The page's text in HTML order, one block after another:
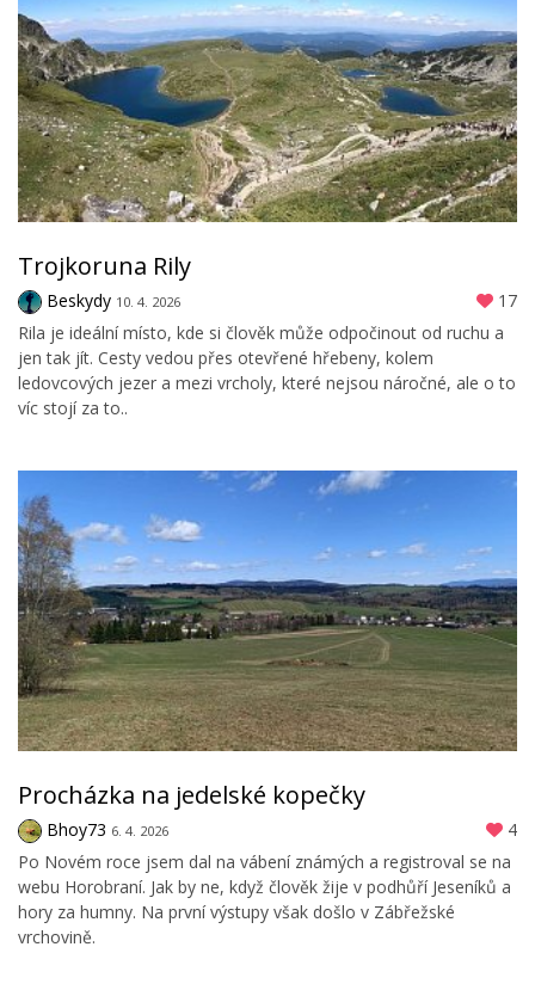
Trojkoruna Rily
Beskydy 10. 4. 2026
17
Rila je ideální místo, kde si člověk může odpočinout od ruchu a
jen tak jít. Cesty vedou přes otevřené hřebeny, kolem
ledovcových jezer a mezi vrcholy, které nejsou náročné, ale o to
víc stojí za to..
Procházka na jedelské kopečky
Bhoy73 6. 4. 2026
4
Po Novém roce jsem dal na vábení známých a registroval se na
webu Horobraní. Jak by ne, když člověk žije v podhůří Jeseníků a
hory za humny. Na první výstupy však došlo v Zábřežské
vrchovině.